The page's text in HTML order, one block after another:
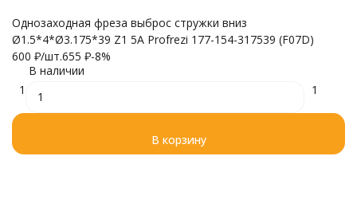
Однозаходная фреза выброс стружки вниз
Ø1.5*4*Ø3.175*39 Z1 5A Profrezi 177-154-317539 (F07D)
600 ₽/шт.655 ₽-8%
В наличии
1
1
В корзину